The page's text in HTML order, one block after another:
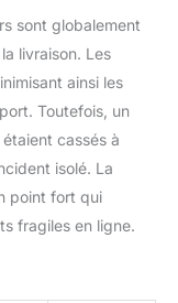
et d'autres
fraîches dans
pub ou
Artisanat
: notre
d'un véritable
artisanal,
avec du verre
sont globalement
livraison. Les
ainsi les
Toutefois, un
cassés à
isolé. La
point fort qui
fragiles en ligne.